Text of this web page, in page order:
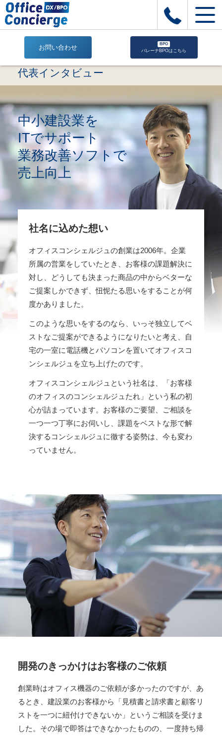
代
イ
タ
|
Concierge
設
業
専
用
業
お問い合わせ BPO
バレーナBPOはこちら
代表インタビュー
中小建設業を
ITでサポート
業務改善ソフトで
売上向上
社名に込めた想い
オフィスコンシェルジュの創業は2006年。企業
所属の営業をしていたとき、お客様の課題解決に
対し、どうしても決まった商品の中からベターな
ご提案しかできず、忸怩たる思いをすることが何
度かありました。
このような思いをするのなら、いっそ独立してベ
ストなご提案ができるようになりたいと考え、自
宅の一室に電話機とパソコンを置いてオフィスコ
ンシェルジュを立ち上げたのです。
オフィスコンシェルジュという社名は、「お客様
のオフィスのコンシェルジュたれ」という私の初
心が詰まっています。お客様のご要望、ご相談を
一つ一つ丁寧にお伺いし、課題をベストな形で解
決するコンシェルジュに徹する姿勢は、今も変わ
っていません。
開発のきっかけはお客様のご依頼
創業時はオフィス機器のご依頼が多かったのですが、あ
るとき、建設業のお客様から「見積書と請求書と顧客リ
ストを一つに紐付けできないか」というご相談を受けま
した。その場で即答はできなかったものの、一度持ち帰